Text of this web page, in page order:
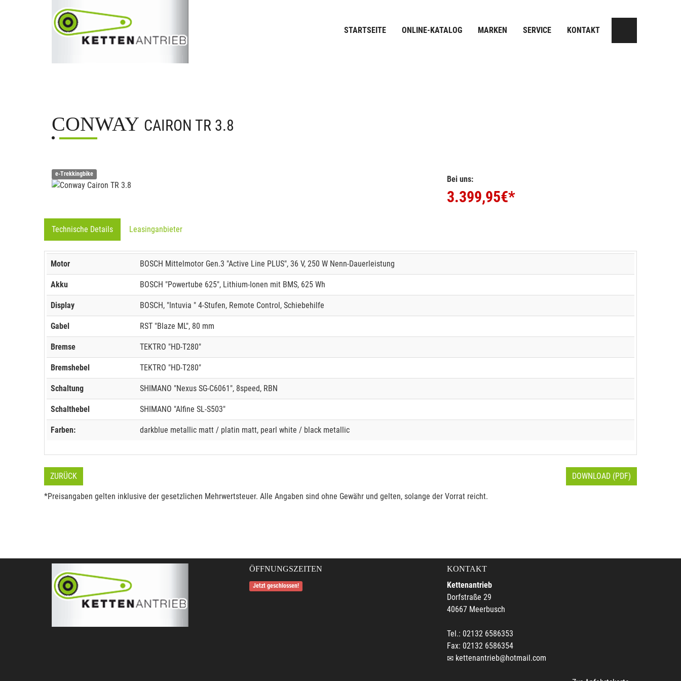
STARTSEITE ONLINE-KATALOG MARKEN SERVICE KONTAKT
CONWAY CAIRON TR 3.8
e-Trekkingbike
Bei uns:
3.399,95€*
Technische Details Leasinganbieter
Motor BOSCH Mittelmotor Gen.3 "Active Line PLUS", 36 V, 250 W Nenn-Dauerleistung
Akku BOSCH "Powertube 625", Lithium-Ionen mit BMS, 625 Wh
Display BOSCH, "Intuvia " 4-Stufen, Remote Control, Schiebehilfe
Gabel RST "Blaze ML", 80 mm
Bremse TEKTRO "HD-T280"
Bremshebel TEKTRO "HD-T280"
Schaltung SHIMANO "Nexus SG-C6061", 8speed, RBN
Schalthebel SHIMANO "Alfine SL-S503"
Farben: darkblue metallic matt / platin matt, pearl white / black metallic
ZURÜCK DOWNLOAD (PDF)
*Preisangaben gelten inklusive der gesetzlichen Mehrwertsteuer. Alle Angaben sind ohne Gewähr und gelten, solange der Vorrat reicht.
ÖFFNUNGSZEITEN
Jetzt geschlossen!
KONTAKT
Kettenantrieb
Dorfstraße 29
40667 Meerbusch
Tel.: 02132 6586353
Fax: 02132 6586354
kettenantrieb@hotmail.com